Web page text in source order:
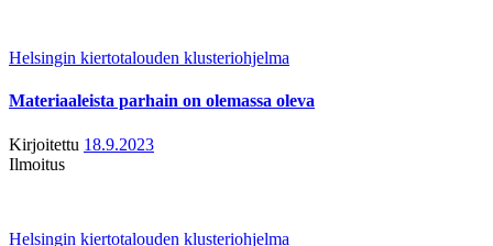
Helsingin kiertotalouden klusteriohjelma
Materiaaleista parhain on olemassa oleva
Kirjoitettu 18.9.2023
Ilmoitus
Helsingin kiertotalouden klusteriohjelma